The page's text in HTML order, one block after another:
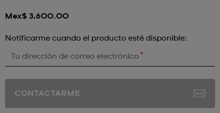
Mex$ 3,600.00
Notificarme cuando el producto esté disponible:
Tu dirección de correo electrónico *
CONTACTARME